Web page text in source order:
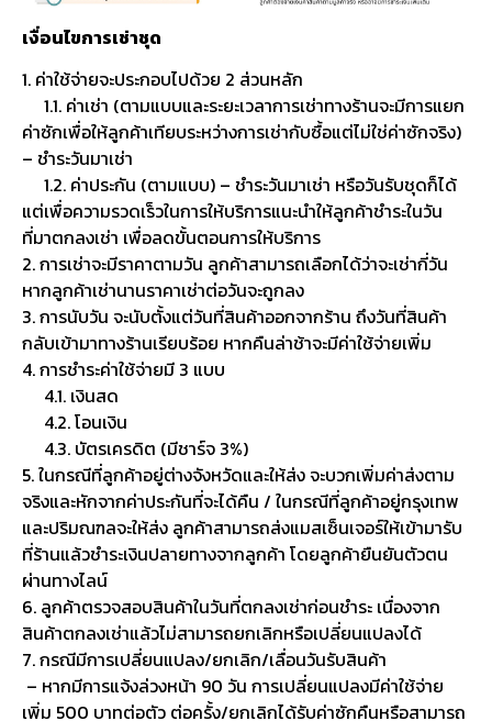
เงื่อนไขการเช่าชุด
1. ค่าใช้จ่ายจะประกอบไปด้วย 2 ส่วนหลัก
1.1. ค่าเช่า (ตามแบบและระยะเวลาการเช่าทางร้านจะมีการแยก
ค่าซักเพื่อให้ลูกค้าเทียบระหว่างการเช่ากับซื้อแต่ไม่ใช่ค่าซักจริง)
– ชำระวันมาเช่า
1.2. ค่าประกัน (ตามแบบ) – ชำระวันมาเช่า หรือวันรับชุดก็ได้
แต่เพื่อความรวดเร็วในการให้บริการแนะนำให้ลูกค้าชำระในวัน
ที่มาตกลงเช่า เพื่อลดขั้นตอนการให้บริการ
2. การเช่าจะมีราคาตามวัน ลูกค้าสามารถเลือกได้ว่าจะเช่ากี่วัน
หากลูกค้าเช่านานราคาเช่าต่อวันจะถูกลง
3. การนับวัน จะนับตั้งแต่วันที่สินค้าออกจากร้าน ถึงวันที่สินค้า
กลับเข้ามาทางร้านเรียบร้อย หากคืนล่าช้าจะมีค่าใช้จ่ายเพิ่ม
4. การชำระค่าใช้จ่ายมี 3 แบบ
4.1. เงินสด
4.2. โอนเงิน
4.3. บัตรเครดิต (มีชาร์จ 3%)
5. ในกรณีที่ลูกค้าอยู่ต่างจังหวัดและให้ส่ง จะบวกเพิ่มค่าส่งตาม
จริงและหักจากค่าประกันที่จะได้คืน / ในกรณีที่ลูกค้าอยู่กรุงเทพ
และปริมณฑลจะให้ส่ง ลูกค้าสามารถส่งแมสเซ็นเจอร์ให้เข้ามารับ
ที่ร้านแล้วชำระเงินปลายทางจากลูกค้า โดยลูกค้ายืนยันตัวตน
ผ่านทางไลน์
6. ลูกค้าตรวจสอบสินค้าในวันที่ตกลงเช่าก่อนชำระ เนื่องจาก
สินค้าตกลงเช่าแล้วไม่สามารถยกเลิกหรือเปลี่ยนแปลงได้
7. กรณีมีการเปลี่ยนแปลง/ยกเลิก/เลื่อนวันรับสินค้า
– หากมีการแจ้งล่วงหน้า 90 วัน การเปลี่ยนแปลงมีค่าใช้จ่าย
เพิ่ม 500 บาทต่อตัว ต่อครั้ง/ยกเลิกได้รับค่าซักคืนหรือสามารถ